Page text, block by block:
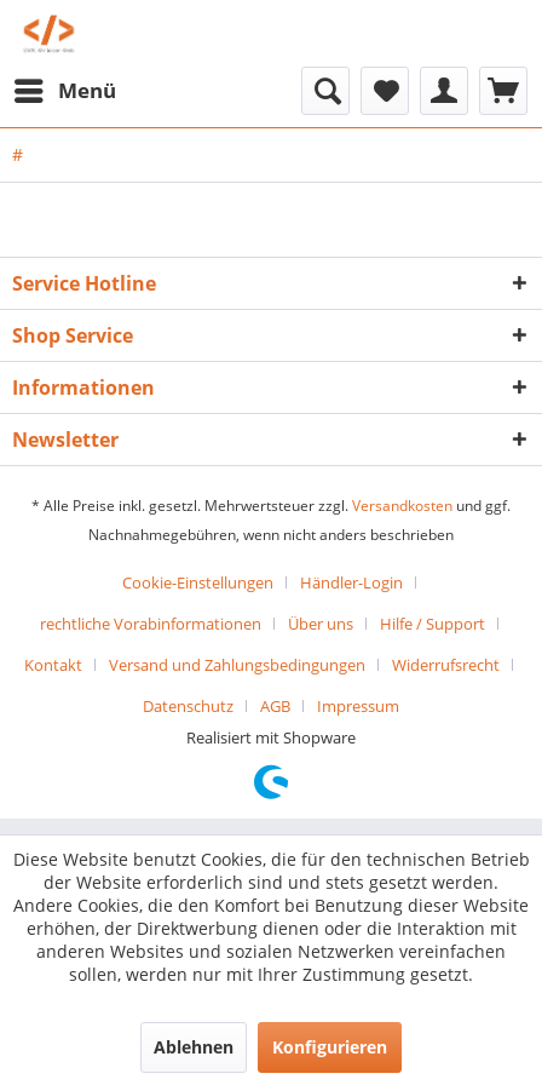
Menü
#
Service Hotline
Shop Service
Informationen
Newsletter
* Alle Preise inkl. gesetzl. Mehrwertsteuer zzgl.Versandkosten und ggf.
Nachnahmegebühren, wenn nicht anders beschrieben
Cookie-Einstellungen
Händler-Login
rechtliche Vorabinformationen
Über uns
Hilfe / Support
Kontakt
Versand und Zahlungsbedingungen
Widerrufsrecht
Datenschutz
AGB
Impressum
Realisiert mit Shopware
Diese Website benutzt Cookies, die für den technischen Betrieb
der Website erforderlich sind und stets gesetzt werden.
Andere Cookies, die den Komfort bei Benutzung dieser Website
erhöhen, der Direktwerbung dienen oder die Interaktion mit
anderen Websites und sozialen Netzwerken vereinfachen
sollen, werden nur mit Ihrer Zustimmung gesetzt.
Ablehnen Konfigurieren